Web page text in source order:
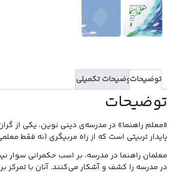
توضیحاتتوضیحات تکمیلی
توضیحات
«معلم راهنما» در مدرسه‌ی دینی نوین، یکی از
پایدار تربیتی است که از راه مربیگری (نه فقط
معلمان راهنما در مدرسه، بر اسب حکمرانی سوار
در مدرسه را کشف و آشکار می‌کنند. آنان با تمرکز